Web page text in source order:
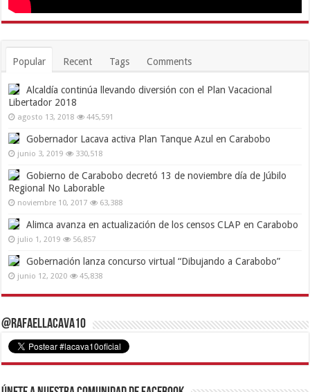
Popular Recent Tags Comments
Alcaldía continúa llevando diversión con el Plan Vacacional
Libertador 2018
agosto 13, 2018 445,591
Gobernador Lacava activa Plan Tanque Azul en Carabobo
junio 3, 2019 330,518
Gobierno de Carabobo decretó 13 de noviembre día de Júbilo
Regional No Laborable
noviembre 10, 2017 63,388
Alimca avanza en actualización de los censos CLAP en Carabobo
julio 1, 2019 56,857
Gobernación lanza concurso virtual “Dibujando a Carabobo”
junio 12, 2020 45,838
@RafaelLacava10